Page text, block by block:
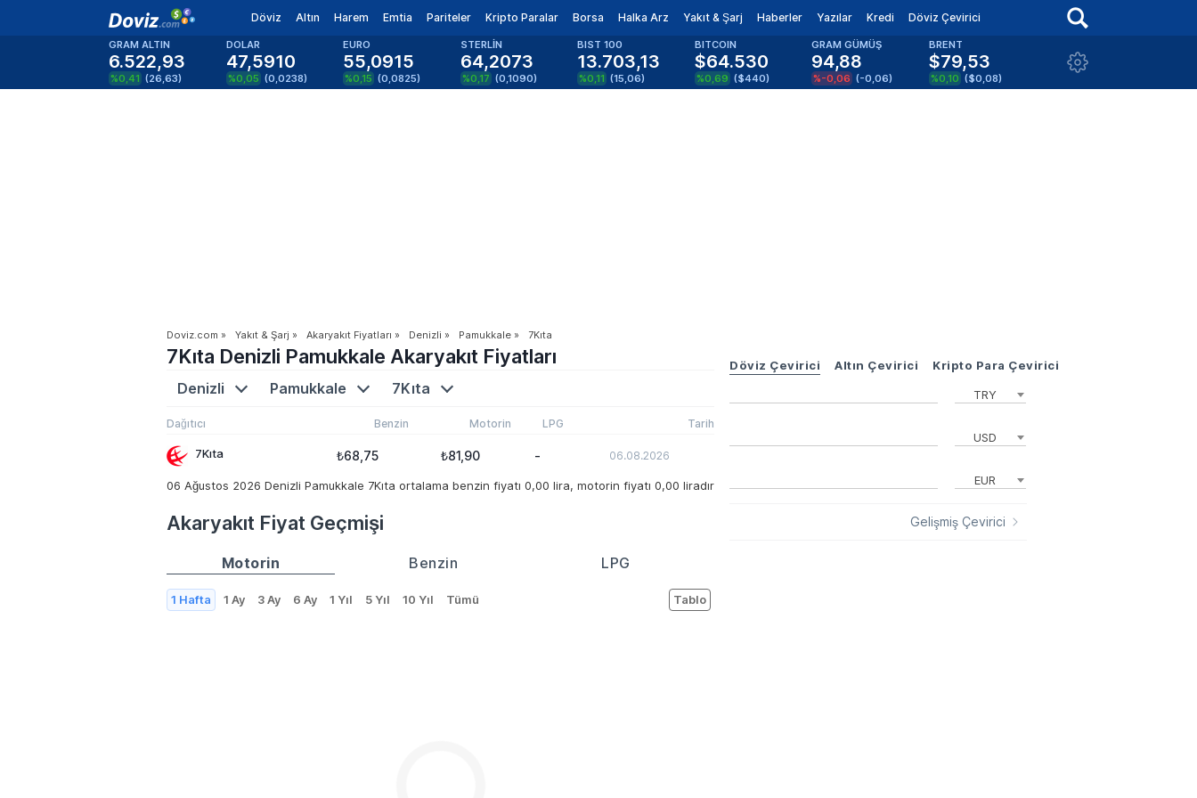
Döviz Altın Harem Emtia Pariteler Kripto Paralar Borsa Halka Arz Yakıt & Şarj Haberler Yazılar Kredi Döviz Çevirici
GRAM ALTIN
6.522,93
%0,41 (26,63)
DOLAR
47,5910
%0,05 (0,0238)
EURO
55,0915
%0,15 (0,0825)
STERLİN
64,2073
%0,17 (0,1090)
BIST 100
13.703,13
%0,11 (15,06)
BITCOIN
$64.530
%0,69 ($440)
GRAM GÜMÜŞ
94,88
%-0,06 (-0,06)
BRENT
$79,53
%0,10 ($0,08)
Doviz.com » Yakıt & Şarj » Akaryakıt Fiyatları » Denizli » Pamukkale » 7Kıta
7Kıta Denizli Pamukkale Akaryakıt Fiyatları
Denizli Pamukkale 7Kıta
Dağıtıcı Benzin Motorin LPG Tarih
7Kıta ₺68,75 ₺81,90 - 06.08.2026
06 Ağustos 2026 Denizli Pamukkale 7Kıta ortalama benzin fiyatı 0,00 lira, motorin fiyatı 0,00 liradır
Akaryakıt Fiyat Geçmişi
Motorin Benzin LPG
1 Hafta 1 Ay 3 Ay 6 Ay 1 Yıl 5 Yıl 10 Yıl Tümü Tablo
Döviz Çevirici Altın Çevirici Kripto Para Çevirici
TRY
USD
EUR
Gelişmiş Çevirici